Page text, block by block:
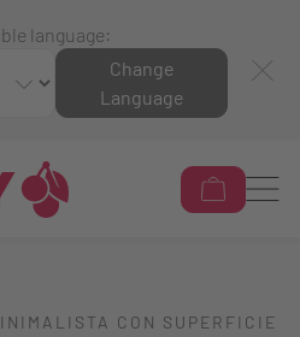
language:
Change
Language
CON SUPERFICIE